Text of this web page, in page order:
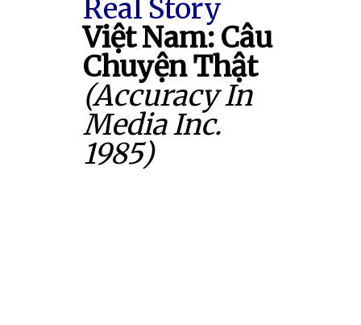
Real Story
Việt Nam: Câu
Chuyện Thật
(Accuracy In
Media Inc.
1985)